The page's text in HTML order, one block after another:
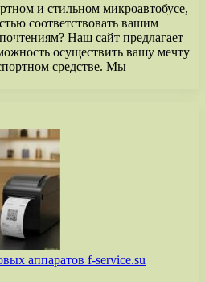
и стильном микроавтобусе,
соответствовать вашим
Наш сайт предлагает
осуществить вашу мечту
средстве. Мы
аппаратов f-service.su